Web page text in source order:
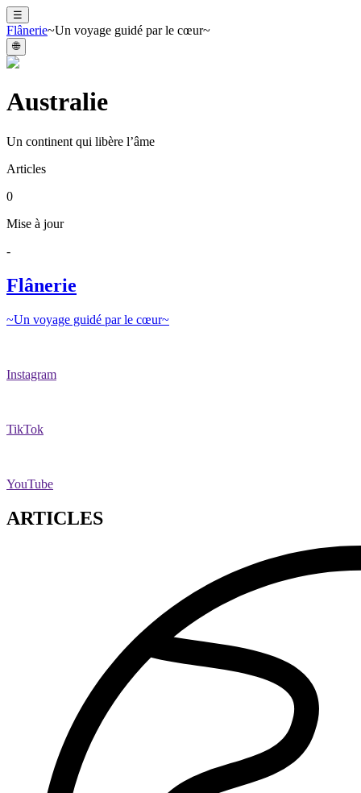
☰
Flânerie~Un voyage guidé par le cœur~
🌐
Australie
Un continent qui libère l’âme
Articles
0
Mise à jour
-
Flânerie
~Un voyage guidé par le cœur~
Instagram
TikTok
YouTube
ARTICLES